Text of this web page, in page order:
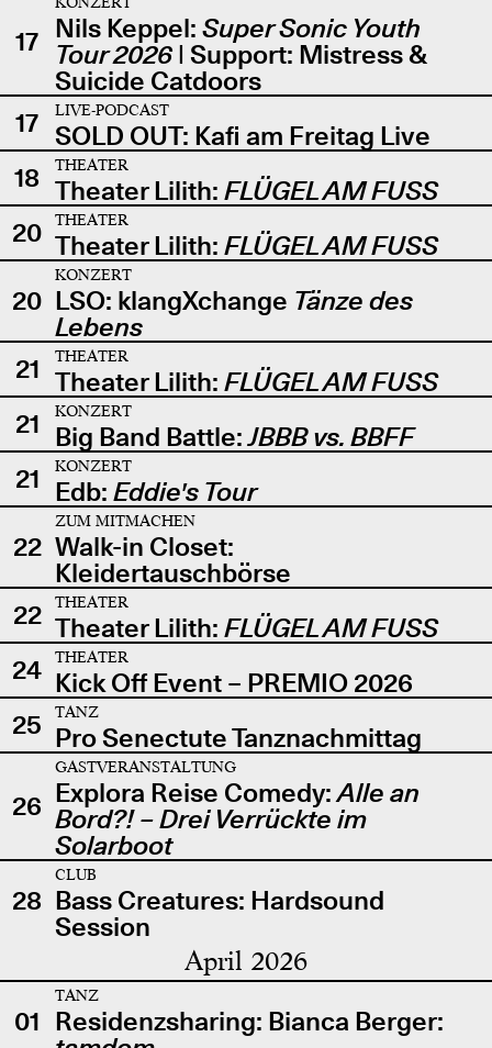
17 Nils Keppel: Super Sonic Youth
Tour 2026| Support: Mistress &
Suicide Catdoors
17
LIVE-PODCAST
SOLD OUT: Kafi am Freitag Live
18
THEATER
Theater Lilith: FLÜGEL AM FUSS
20
THEATER
Theater Lilith: FLÜGEL AM FUSS
20
KONZERT
LSO: klangXchange Tänze des
Lebens
21
THEATER
Theater Lilith: FLÜGEL AM FUSS
21
KONZERT
Big Band Battle:JBBB vs. BBFF
21
KONZERT
Edb: Eddie's Tour
22
ZUM MITMACHEN
Walk-in Closet:
Kleidertauschbörse
22
THEATER
Theater Lilith: FLÜGEL AM FUSS
24
THEATER
Kick Off Event – PREMIO 2026
25
TANZ
Pro Senectute Tanznachmittag
26
GASTVERANSTALTUNG
Explora Reise Comedy:Alle an
Bord?! – Drei Verrückte im
Solarboot
28
CLUB
Bass Creatures: Hardsound
Session
April 2026
01
TANZ
Residenzsharing: Bianca Berger: